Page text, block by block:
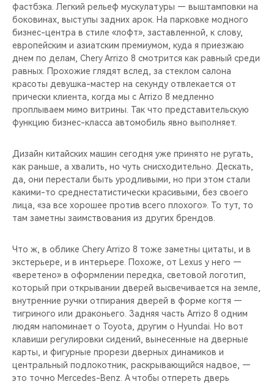
фастбэка. Легкий рельеф мускулатуры — выштамповки на
боковинах, выступы задних арок. На парковке модного
бизнес-центра в стиле «лофт», заставленной, к слову,
европейским и азиатским премиумом, куда я приезжаю
днем по делам, Chery Arrizo 8 смотрится как равный среди
равных. Прохожие глядят вслед, за стеклом салона
красоты девушка-мастер на секунду отвлекается от
прически клиента, когда мы с Arrizo 8 медленно
проплываем мимо витрины. Так что представительскую
функцию бизнес-класса автомобиль явно выполняет.
Дизайн китайских машин сегодня уже принято не ругать,
как раньше, а хвалить, но чуть снисходительно. Дескать,
да, они перестали быть уродливыми, но при этом стали
какими-то среднестатистически красивыми, без своего
лица, «за все хорошее против всего плохого». То тут, то
там заметны заимствования из других брендов.
Что ж, в облике Chery Arrizo 8 тоже заметны цитаты, и в
экстерьере, и в интерьере. Похоже, от Lexus у него —
«веретено» в оформлении передка, световой логотип,
который при открывании дверей высвечивается на земле,
внутренние ручки отпирания дверей в форме когтя —
тигриного или драконьего. Задняя часть Arrizo 8 одним
людям напоминает о Toyota, другим о Hyundai. Но вот
клавиши регулировки сидений, вынесенные на дверные
карты, и фигурные прорези дверных динамиков и
центральный подлокотник, раскрывающийся надвое, —
это точно Mercedes-Benz. А чтобы отпереть дверь